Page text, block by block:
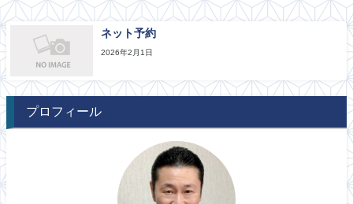
ネット予約
2026年2月1日
プロフィール